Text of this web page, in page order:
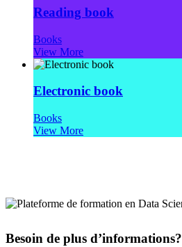
Reading book
Books
View More
Electronic book
Books
View More
Besoin de plus d’informations?